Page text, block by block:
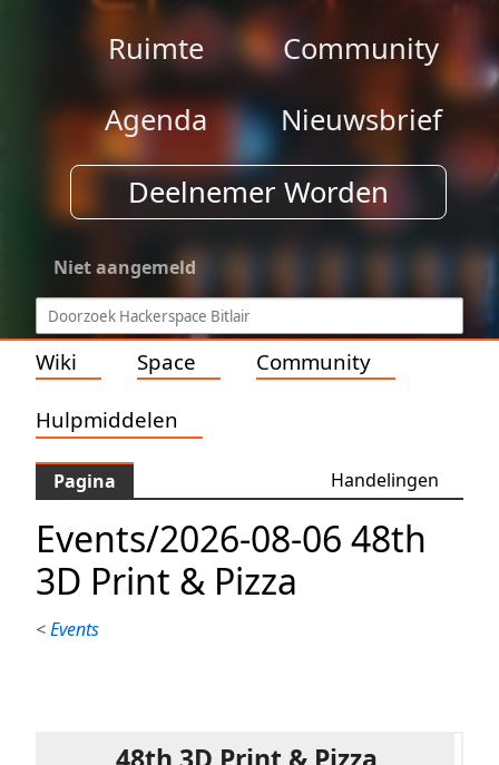
Ruimte
Community
Agenda
Nieuwsbrief
Deelnemer Worden
Niet aangemeld
Wiki Space Community
Hulpmiddelen
Pagina Handelingen
Events/2026-08-06 48th
3D Print & Pizza
<Events